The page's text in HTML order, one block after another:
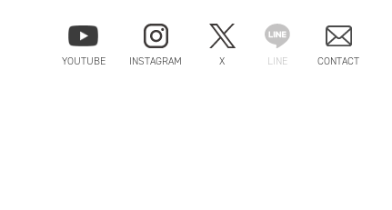
YOUTUBE INSTAGRAM X LINE CONTACT